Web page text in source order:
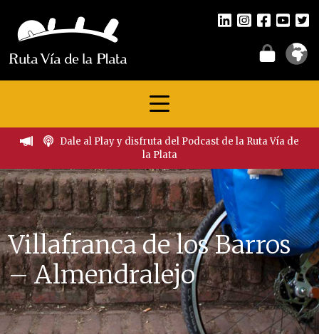
Dale al Play y disfruta del Podcast de la Ruta Vía de
la Plata
Villafranca de los Barros
– Almendralejo